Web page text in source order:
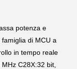
potenza e
di MCU a
in tempo reale
C28X:32 bit,